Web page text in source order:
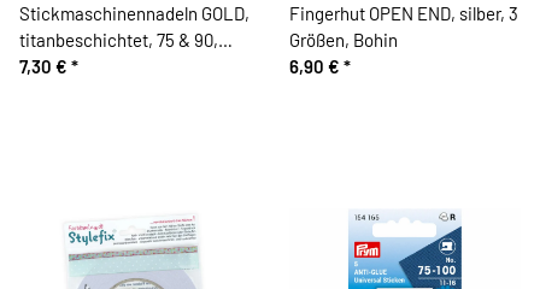
Stickmaschinennadeln GOLD,
titanbeschichtet, 75 & 90,
Prym
7,30 € *
Fingerhut OPEN END, silber, 3
Größen, Bohin
6,90 € *